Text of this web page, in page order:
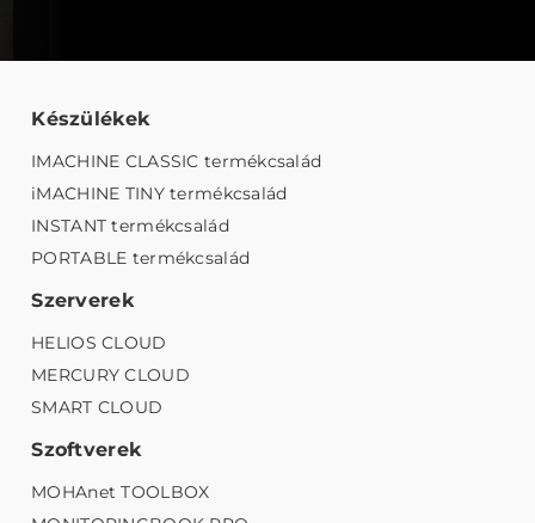
Készülékek
IMACHINE CLASSIC termékcsalád
iMACHINE TINY termékcsalád
INSTANT termékcsalád
PORTABLE termékcsalád
Szerverek
HELIOS CLOUD
MERCURY CLOUD
SMART CLOUD
Szoftverek
MOHAnet TOOLBOX